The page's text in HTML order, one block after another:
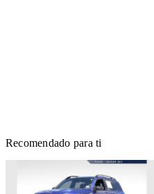
Recomendado para ti